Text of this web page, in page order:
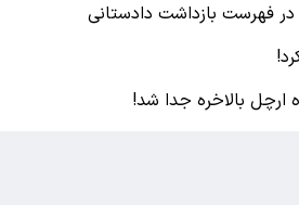
در فهرست بازداشت دادستانی
بالاخره جدا شد!